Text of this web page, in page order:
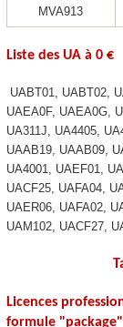
MVA913
Liste des UAà 0 €
UABT01, UABT02,
UAEA0F, UAEA0G,
UA311J, UA4405,
UAAB19, UAAB09,
UA4001, UAEF01,
UACF25, UAFA04,
UAER06, UAFA02,
UAM102, UACF27,
Licences
formule "package"